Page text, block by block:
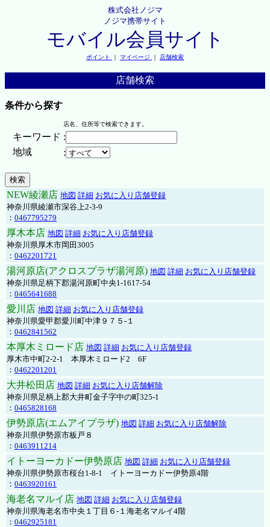
株式会社ノジマ
ノジマ携帯サイト
モバイル会員サイト
ポイント ｜ マイページ ｜ 店舗検索
店舗検索
条件から探す
店名、住所等で検索できます。
キーワード :
地域
:
NEW綾瀬店 地図 詳細 お気に入り店舗登録
神奈川県綾瀬市深谷上2-3-9
： 0467795279
厚木本店 地図 詳細 お気に入り店舗登録
神奈川県厚木市岡田3005
： 0462201721
湯河原店(アクロスプラザ湯河原) 地図 詳細 お気に入り店舗登録
神奈川県足柄下郡湯河原町中央1-1617-54
： 0465641688
愛川店 地図 詳細 お気に入り店舗登録
神奈川県愛甲郡愛川町中津９７５-１
： 0462841562
本厚木ミロード店 地図 詳細 お気に入り店舗登録
厚木市中町2-2-1 本厚木ミロード2 6F
： 0462201201
大井松田店 地図 詳細 お気に入り店舗解除
神奈川県足柄上郡大井町金子字中の町325-1
： 0465828168
伊勢原店(エムアイプラザ) 地図 詳細 お気に入り店舗解除
神奈川県伊勢原市板戸８
： 0463911214
イトーヨーカドー伊勢原店 地図 詳細 お気に入り店舗登録
神奈川県伊勢原市桜台1-8-1 イトーヨーカドー伊勢原4階
： 0463920161
海老名マルイ店 地図 詳細 お気に入り店舗登録
神奈川県海老名市中央１丁目６-１海老名マルイ4階
： 0462925181